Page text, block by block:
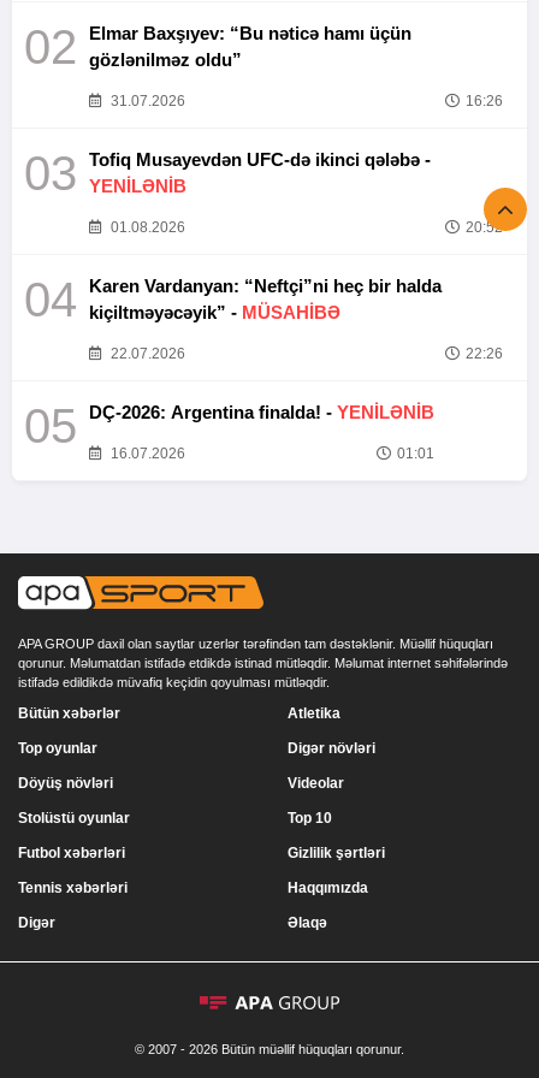
02
Elmar Baxşıyev: “Bu nəticə hamı üçün
gözlənilməz oldu”
31.07.2026 16:26
03
Tofiq Musayevdən UFC-də ikinci qələbə -
YENİLƏNİB
01.08.2026 20:52
04
Karen Vardanyan: “Neftçi”ni heç bir halda
kiçiltməyəcəyik” - MÜSAHİBƏ
22.07.2026 22:26
05 DÇ-2026: Argentina finalda! - YENİLƏNİB
16.07.2026 01:01
APA GROUP daxil olan saytlar uzerlər tərəfindən tam dəstəklənir. Müəllif hüquqları
qorunur. Məlumatdan istifadə etdikdə istinad mütləqdir. Məlumat internet səhifələrində
istifadə edildikdə müvafiq keçidin qoyulması mütləqdir.
Bütün xəbərlər
Top oyunlar
Döyüş növləri
Stolüstü oyunlar
Atletika
Digər növləri
Videolar
Top 10
Futbol xəbərləri
Tennis xəbərləri
Digər
Gizlilik şərtləri
Haqqımızda
Əlaqə
© 2007 - 2026 Bütün müəllif hüquqları qorunur.